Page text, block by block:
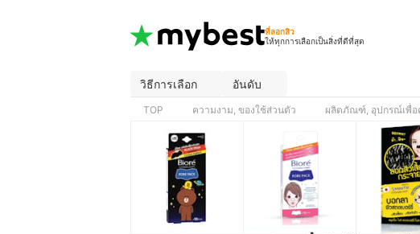
ที่ลอกสิว
ให้ทุกการเลือกเป็นสิ่งที่ดีที่สุด
วิธีการเลือก อันดับ
TOP ความงาม, ของใช้ส่วนตัว ผลิตภัณฑ์, อุปกรณ์เพื่อ